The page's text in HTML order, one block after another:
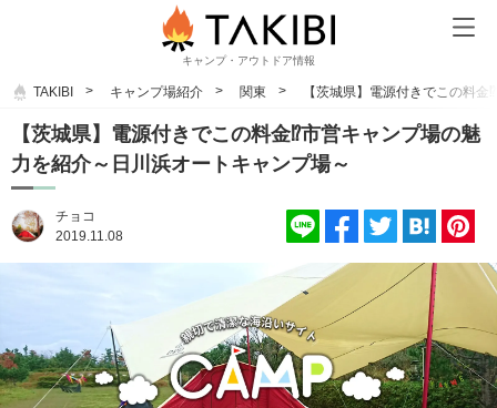
キャンプ・アウトドア情報
TAKIBI キャンプ場紹介 関東 【茨城県】電源付きでこの料
【茨城県】電源付きでこの料金⁉市営キャンプ場の魅
力を紹介～日川浜オートキャンプ場～
チョコ
2019.11.08